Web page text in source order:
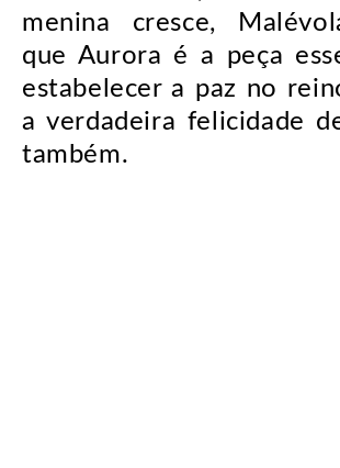
menina cresce,
que Aurora é a peça
estabelecer a paz no
a verdadeira felicidade
também.